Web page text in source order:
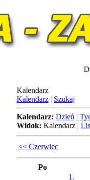
Kalendarz
Kalendarz | Szukaj
Kalendarz: Dzień |
Widok: Kalendarz |
<< Czerwiec
Po
1.